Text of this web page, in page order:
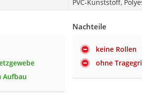
PVC-Kunststoff,
Aufbau
Nachteile
keine Rollen
ohne